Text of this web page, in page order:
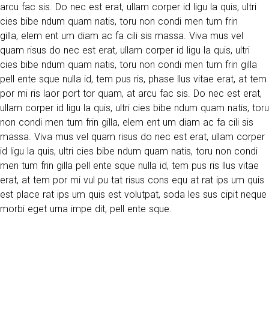
arcu fac sis. Do nec est erat, ullam corper id ligu la quis, ultri
cies bibe ndum quam natis, toru non condi men tum frin
gilla, elem ent um diam ac fa cili sis massa. Viva mus vel
quam risus do nec est erat, ullam corper id ligu la quis, ultri
cies bibe ndum quam natis, toru non condi men tum frin gilla
pell ente sque nulla id, tem pus ris, phase llus vitae erat, at tem
por mi ris laor port tor quam, at arcu fac sis. Do nec est erat,
ullam corper id ligu la quis, ultri cies bibe ndum quam natis, toru
non condi men tum frin gilla, elem ent um diam ac fa cili sis
massa. Viva mus vel quam risus do nec est erat, ullam corper
id ligu la quis, ultri cies bibe ndum quam natis, toru non condi
men tum frin gilla pell ente sque nulla id, tem pus ris llus vitae
erat, at tem por mi vul pu tat risus cons equ at rat ips um quis
est place rat ips um quis est volutpat, soda les sus cipit neque
morbi eget urna impe dit, pell ente sque.